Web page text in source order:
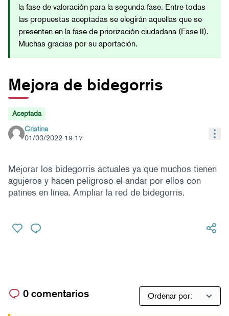
la fase de valoración para la segunda fase. Entre todas
las propuestas aceptadas se elegirán aquellas que se
presenten en la fase de priorización ciudadana (Fase II).
Muchas gracias por su aportación.
Mejora de bidegorris
Aceptada
Cristina
01/03/2022 19:17
Mejorar los bidegorris actuales ya que muchos tienen
agujeros y hacen peligroso el andar por ellos con
patines en línea. Ampliar la red de bidegorris.
0 comentarios